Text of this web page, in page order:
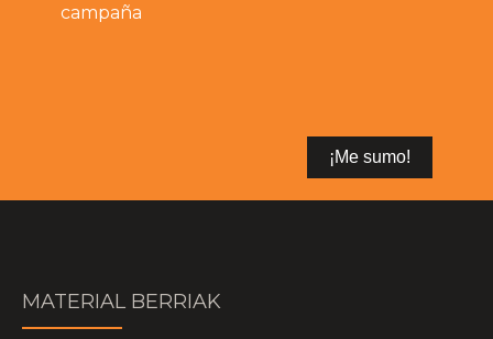
campaña
MATERIAL BERRIAK